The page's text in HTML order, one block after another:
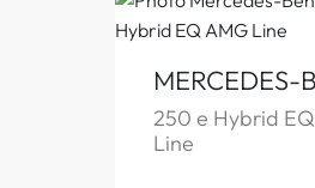
MERCEDES-
250 e Hybrid
Line